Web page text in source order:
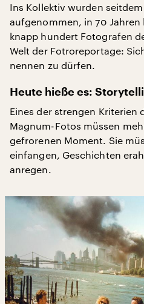
Ins Kollektiv wurden
aufgenommen, in 70 Jahren
knapp hundert Fotografen
Welt der Fotroreportage:
nennen zu dürfen.
Heute hieße es:
Eines der strengen Kriterien
Magnum-Fotos müssen
gefrorenen Moment. Sie
einfangen, Geschichten
anregen.